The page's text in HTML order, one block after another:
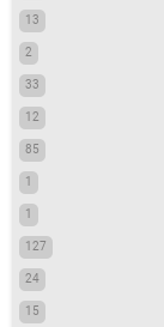
13
2
33
12
85
1
1
127
24
15